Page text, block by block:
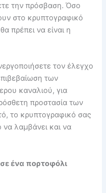
την πρόσβαση. Όσο
στο κρυπτογραφικό
πρέπει να είναι η
τον έλεγχο
των
καναλιού, για
προστασία των
το κρυπτογραφικό σας
να λαμβάνει και να
ένα πορτοφόλι